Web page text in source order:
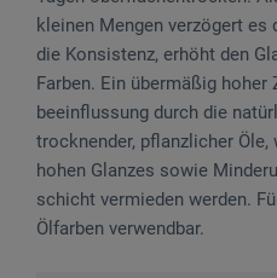
kleinen Mengen verzögert es
die Konsistenz, erhöht den
Farben. Ein übermäßig
beein­flussung durch die
trocknender, pflanzlicher
hohen Glanzes sowie
schicht vermieden werden.
Ölfarben verwendbar.